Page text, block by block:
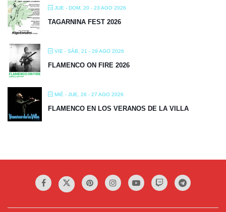
JUE - DOM, 20 - 23 AGO 2026
TAGARNINA FEST 2026
VIE - SÁB, 21 - 29 AGO 2026
FLAMENCO ON FIRE 2026
MIÉ - JUE, 26 - 27 AGO 2026
FLAMENCO EN LOS VERANOS DE LA VILLA